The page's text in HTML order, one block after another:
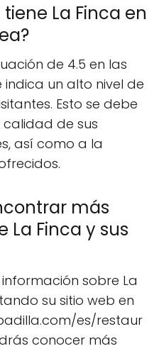
La Finca en
de 4.5 en las
indica un alto nivel de
Esto se debe
de sus
así como a la
más
La Finca y sus
sobre La
su sitio web en
es/restaur
conocer más